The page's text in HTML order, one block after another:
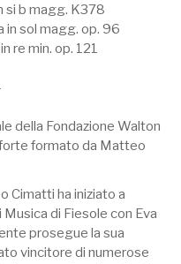
si b magg. K378
in sol magg. op. 96
re min. op. 121
della Fondazione Walton
formato da Matteo
Cimatti ha iniziato a
di Fiesole con Eva
prosegue la sua
vincitore di numerose